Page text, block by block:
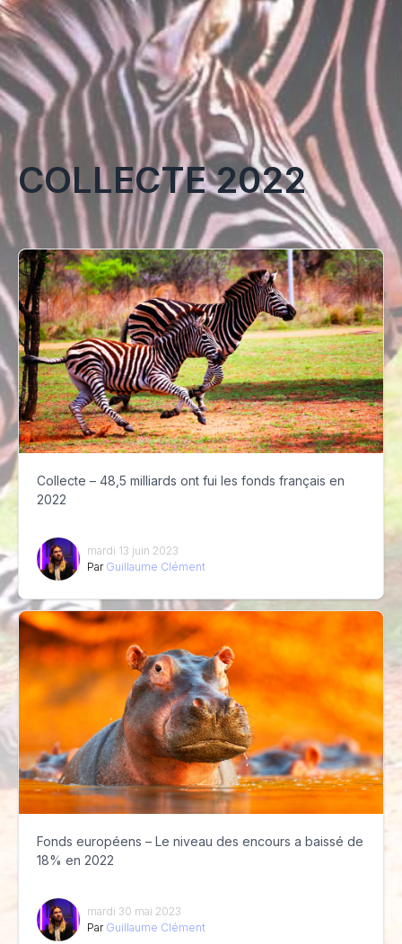
COLLECTE 2022
Collecte – 48,5 milliards ont fui les fonds français en
2022
mardi 13 juin 2023
Par Guillaume Clément
Fonds européens – Le niveau des encours a baissé de
18% en 2022
mardi 30 mai 2023
Par Guillaume Clément